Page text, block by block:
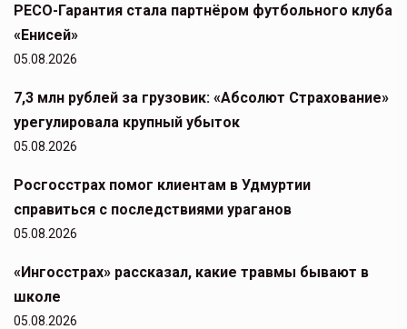
РЕСО-Гарантия стала партнёром футбольного клуба
«Енисей»
05.08.2026
7,3 млн рублей за грузовик: «Абсолют Страхование»
урегулировала крупный убыток
05.08.2026
Росгосстрах помог клиентам в Удмуртии
справиться с последствиями ураганов
05.08.2026
«Ингосстрах» рассказал, какие травмы бывают в
школе
05.08.2026